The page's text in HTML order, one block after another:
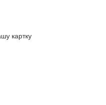
картку